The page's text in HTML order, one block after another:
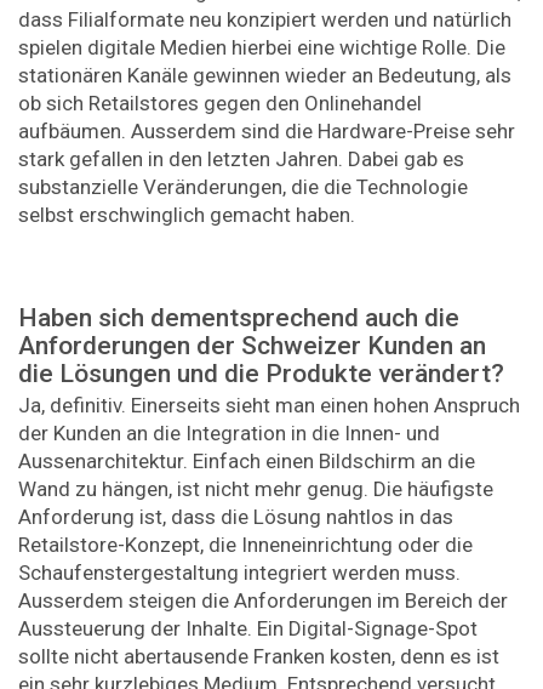
dass Filialformate neu konzipiert werden und natürlich
spielen digitale Medien hierbei eine wichtige Rolle. Die
stationären Kanäle gewinnen wieder an Bedeutung, als
ob sich Retailstores gegen den Onlinehandel
aufbäumen. Ausserdem sind die Hardware-Preise sehr
stark gefallen in den letzten Jahren. Dabei gab es
substanzielle Veränderungen, die die Technologie
selbst erschwinglich gemacht haben.
Haben sich dementsprechend auch die
Anforderungen der Schweizer Kunden an
die Lösungen und die Produkte verändert?
Ja, definitiv. Einerseits sieht man einen hohen Anspruch
der Kunden an die Integration in die Innen- und
Aussenarchitektur. Einfach einen Bildschirm an die
Wand zu hängen, ist nicht mehr genug. Die häufigste
Anforderung ist, dass die Lösung nahtlos in das
Retailstore-Konzept, die Inneneinrichtung oder die
Schaufenstergestaltung integriert werden muss.
Ausserdem steigen die Anforderungen im Bereich der
Aussteuerung der Inhalte. Ein Digital-Signage-Spot
sollte nicht abertausende Franken kosten, denn es ist